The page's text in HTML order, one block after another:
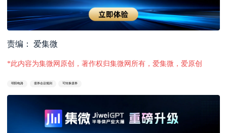
责编： 爱集微
*此内容为集微网原创，著作权归集微网所有，爱集微，爱原创
明阳电路 债券会议规则 可转换债券